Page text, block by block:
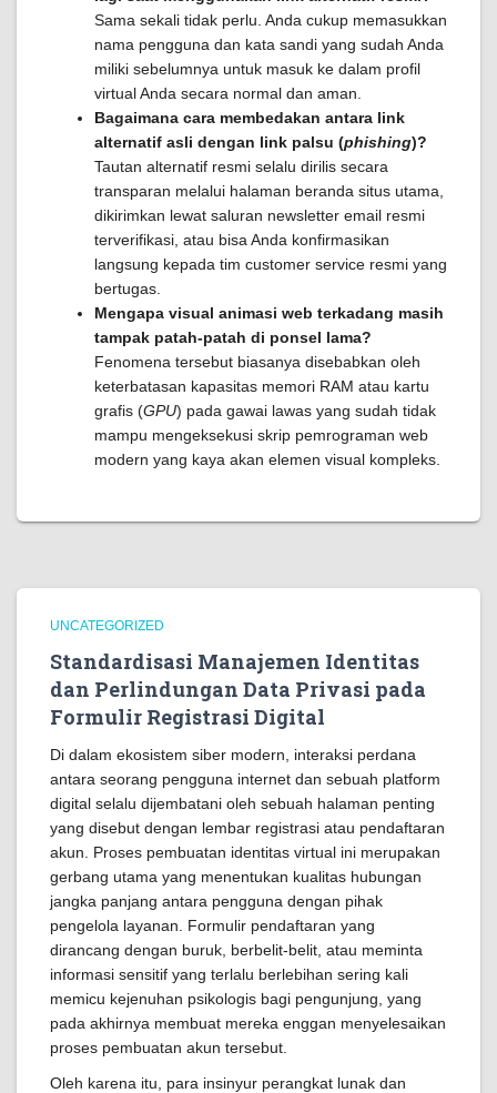
Sama sekali tidak perlu. Anda cukup memasukkan
nama pengguna dan kata sandi yang sudah Anda
miliki sebelumnya untuk masuk ke dalam profil
virtual Anda secara normal dan aman.
Bagaimana cara membedakan antara link
alternatif asli dengan link palsu (phishing)?
Tautan alternatif resmi selalu dirilis secara
transparan melalui halaman beranda situs utama,
dikirimkan lewat saluran newsletter email resmi
terverifikasi, atau bisa Anda konfirmasikan
langsung kepada tim customer service resmi yang
bertugas.
Mengapa visual animasi web terkadang masih
tampak patah-patah di ponsel lama?
Fenomena tersebut biasanya disebabkan oleh
keterbatasan kapasitas memori RAM atau kartu
grafis (GPU) pada gawai lawas yang sudah tidak
mampu mengeksekusi skrip pemrograman web
modern yang kaya akan elemen visual kompleks.
UNCATEGORIZED
Standardisasi Manajemen Identitas
dan Perlindungan Data Privasi pada
Formulir Registrasi Digital
Di dalam ekosistem siber modern, interaksi perdana
antara seorang pengguna internet dan sebuah platform
digital selalu dijembatani oleh sebuah halaman penting
yang disebut dengan lembar registrasi atau pendaftaran
akun. Proses pembuatan identitas virtual ini merupakan
gerbang utama yang menentukan kualitas hubungan
jangka panjang antara pengguna dengan pihak
pengelola layanan. Formulir pendaftaran yang
dirancang dengan buruk, berbelit-belit, atau meminta
informasi sensitif yang terlalu berlebihan sering kali
memicu kejenuhan psikologis bagi pengunjung, yang
pada akhirnya membuat mereka enggan menyelesaikan
proses pembuatan akun tersebut.
Oleh karena itu, para insinyur perangkat lunak dan